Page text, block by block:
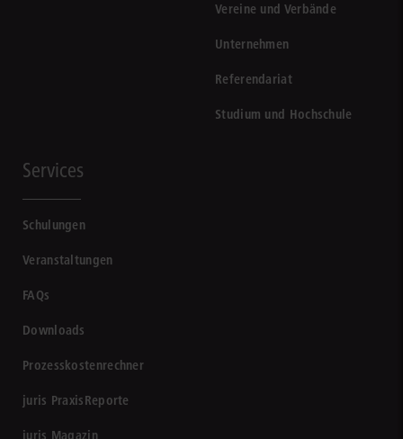
Vereine und Verbände
Unternehmen
Referendariat
Studium und Hochschule
Services
Schulungen
Veranstaltungen
FAQs
Downloads
Prozesskostenrechner
juris PraxisReporte
juris Magazin